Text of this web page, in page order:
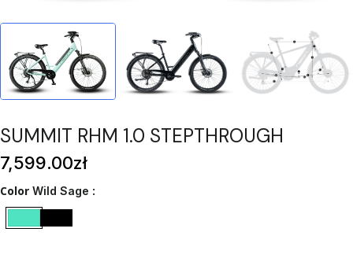
SUMMIT RHM 1.0 STEPTHROUGH
7,599.00zł
Color Wild Sage